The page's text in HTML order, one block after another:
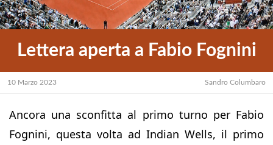
Lettera aperta a Fabio Fognini
10 Marzo 2023 Sandro Columbaro
Ancora una sconfitta al primo turno per Fabio
Fognini, questa volta ad Indian Wells, il primo